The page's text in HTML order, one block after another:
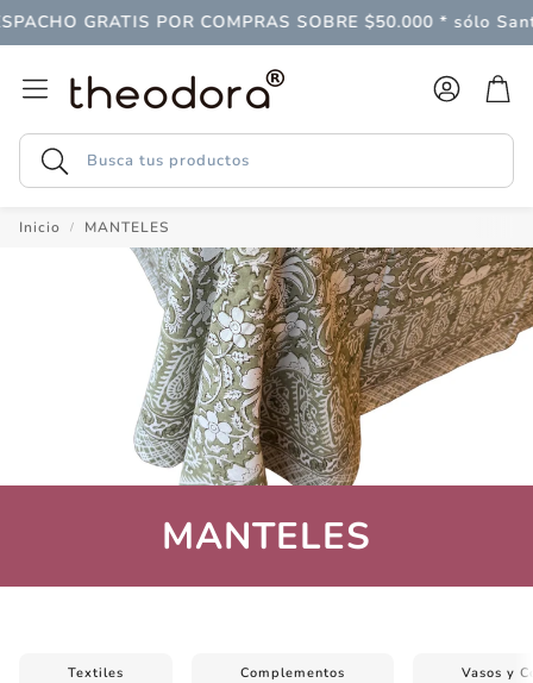
GRATIS POR COMPRAS SOBRE $50.000 * sólo
Buscar
Cuenta
Follaje
Inicio MANTELES
MANTELES
Textiles Complementos Vasos y